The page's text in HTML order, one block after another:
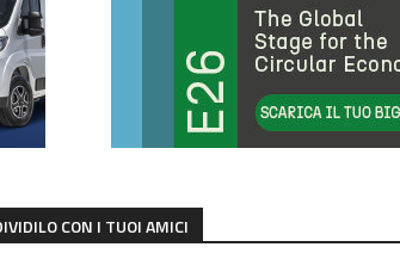
CON I TUOI AMICI